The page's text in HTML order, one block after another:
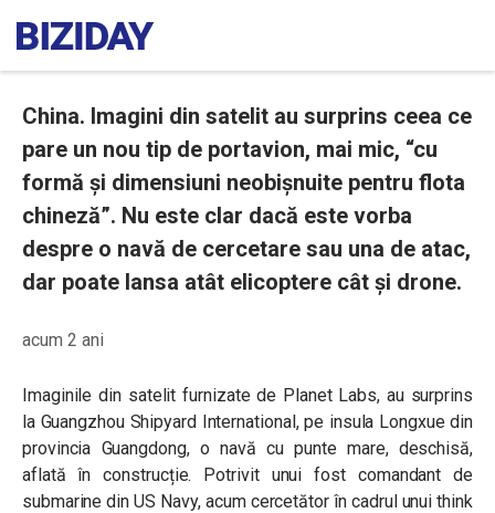
China. Imagini din satelit au surprins ceea ce
pare un nou tip de portavion, mai mic, “cu
formă și dimensiuni neobișnuite pentru flota
chineză”. Nu este clar dacă este vorba
despre o navă de cercetare sau una de atac,
dar poate lansa atât elicoptere cât și drone.
acum 2 ani
Imaginile din satelit furnizate de Planet Labs, au surprins
la Guangzhou Shipyard International, pe insula Longxue din
provincia Guangdong, o navă cu punte mare, deschisă,
aflată în construcție. Potrivit unui fost comandant de
submarine din US Navy, acum cercetător în cadrul unui think